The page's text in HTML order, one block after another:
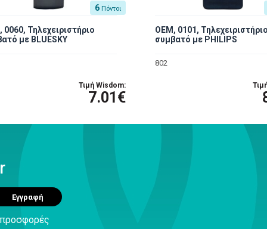
6 Πόντοι
0060, Τηλεχειριστήριο
με BLUESKY
Τιμή Wisdom:
7.01€
OEM, 0101,
συμβατό με PHILIPS
802
Εγγραφή